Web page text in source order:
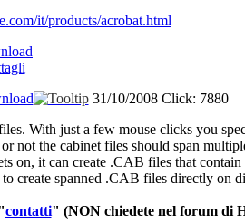
it/products/acrobat.html
31/10/2008 Click: 7880
With just a few mouse clicks you
not the cabinet files should span
on, it can create .CAB files that
create spanned .CAB files directly on
contatti" (NON chiedete nel forum di